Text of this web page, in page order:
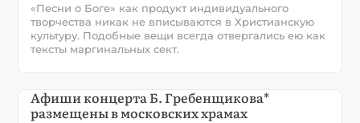
«Песни о Боге» как продукт индивидуального
творчества никак не вписываются в Христианскую
культуру. Подобные вещи всегда отвергались ею как
тексты маргинальных сект.
Афиши концерта Б. Гребенщикова*
размещены в московских храмах